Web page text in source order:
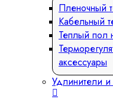
Пленочный
Кабельный
Теплый пол
аксессуары
Удлинители и